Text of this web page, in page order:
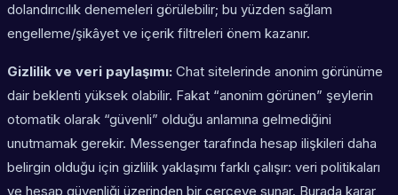
dolandırıcılık denemeleri görülebilir; bu yüzden sağlam
engelleme/şikâyet ve içerik filtreleri önem kazanır.
Gizlilik ve veri paylaşımı: Chat sitelerinde anonim görünüme
dair beklenti yüksek olabilir. Fakat “anonim görünen” şeylerin
otomatik olarak “güvenli” olduğu anlamına gelmediğini
unutmamak gerekir. Messenger tarafında hesap ilişkileri daha
belirgin olduğu için gizlilik yaklaşımı farklı çalışır: veri politikaları
ve hesap güvenliği üzerinden bir çerçeve sunar. Burada karar,